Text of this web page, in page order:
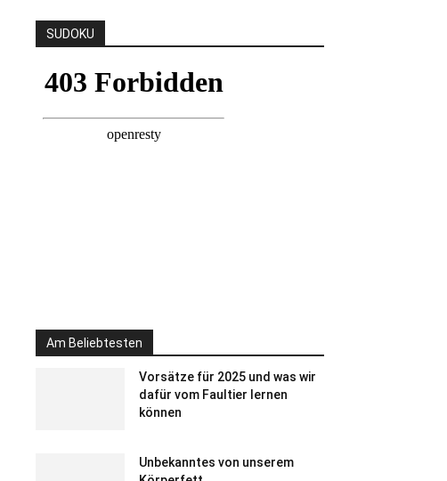
SUDOKU
Am Beliebtesten
Vorsätze für 2025 und was wir
dafür vom Faultier lernen
können
Unbekanntes von unserem